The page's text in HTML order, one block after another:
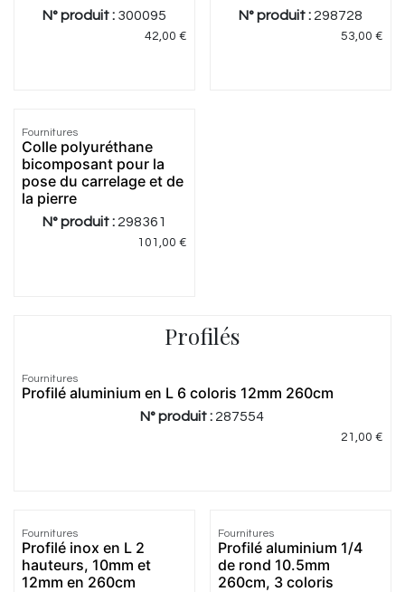
N° produit : 300095
42,00 €
N° produit : 298728
53,00 €
Fournitures
Colle polyuréthane
bicomposant pour la
pose du carrelage et de
la pierre
N° produit : 298361
101,00 €
Profilés
Fournitures
Profilé aluminium en L 6 coloris 12mm 260cm
N° produit : 287554
21,00 €
Fournitures
Profilé inox en L 2
hauteurs, 10mm et
12mm en 260cm
Fournitures
Profilé aluminium 1/4
de rond 10.5mm
260cm, 3 coloris